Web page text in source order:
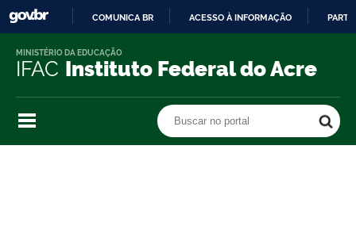
O
COMUNICA BR ACESSO À INFORMAÇÃO
IFAC Instituto Federal do Acre
MINISTÉRIO DA EDUCAÇÃO
Buscar no portal